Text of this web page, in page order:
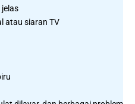
atau siaran TV